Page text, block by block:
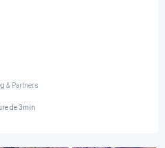
& Partners
de 3min